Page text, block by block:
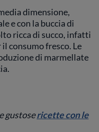
dimensione,
e con la buccia di
ricca di succo, infatti
consumo fresco. Le
di marmellate
gustosericette con le